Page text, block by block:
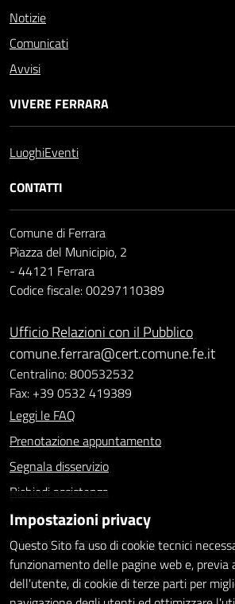
Notizie
Comunicati
Avvisi
VIVERE FERRARA
LuoghiEventi
CONTATTI
Comune di Ferrara
Piazza del Municipio, 2
- 44121 Ferrara
Codice fiscale: 00297110389
Ufficio Relazioni con il Pubblico
comune.ferrara@cert.comune.fe.it
Centralino: 800532532
Fax: +39 0532 419389
Leggi le FAQ
Prenotazione appuntamento
Segnala disservizio
Richiedi assistenza
Statistiche dei Siti web
Intranet - accesso riservato
Amministrazione trasparente
Impostazioni privacy
Questo Sito fa uso di cookie tecnici
funzionamento delle pagine web e,
dell'utente, di cookie di terze parti per